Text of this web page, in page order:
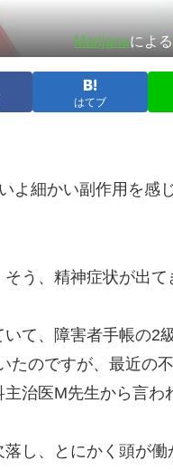
Marijanaによる
はてブ
細かい副作用を感
、精神症状が出て
て、障害者手帳の2
たのですが、最近の
治医M先生から言わ
し、とにかく頭が働